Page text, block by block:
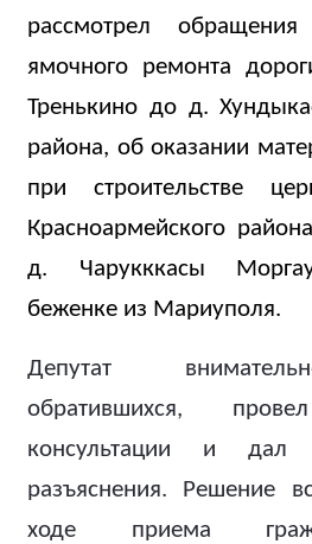
рассмотрел
ямочного ремонта
Тренькино до д.
района, об оказании
при строительстве
Красноармейского
д. Чарукккасы
беженке из Мариуполя.
Депутат
обратившихся,
консультации и дал
разъяснения. Решение
ходе приема